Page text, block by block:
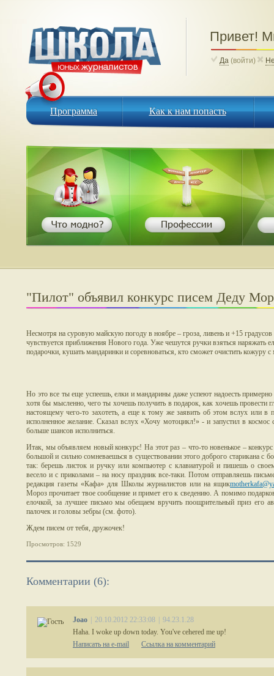
Привет!
Да (войти)
Программа
Программа Как к нам попасть
Как к нам попасть
"Пилот" объявил конкурс писем Деду
Несмотря на суровую майскую погоду в ноябре – гроза, ливень и +15
чувствуется приближения Нового года. Уже чешутся ручки взяться наряжать
подарочки, кушать мандаринки и соревноваться, кто сможет очистить кожуру с
Но это все ты еще успеешь, елки и мандарины даже успеют надоесть
хотя бы мысленно, чего ты хочешь получить в подарок, как хочешь провести
настоящему чего-то захотеть, а еще к тому же заявить об этом вслух или в
исполненное желание. Сказал вслух «Хочу мотоцикл!» - и запустил в космос
больше шансов исполниться.
Итак, мы объявляем новый конкурс! На этот раз – что-то новенькое –
большой и сильно сомневаешься в существовании этого доброго старикана с
так: берешь листок и ручку или компьютер с клавиатурой и пишешь о
весело и с приколами – на носу праздник все-таки. Потом отправляешь
редакция газеты «Кафа» для Школы журналистов или на ящик
Мороз прочитает твое сообщение и примет его к сведению. А помимо
елочкой, за лучшее письмо мы обещаем вручить поощрительный приз его
палочек и головы зебры (см. фото).
Ждем писем от тебя, дружочек!
Просмотров: 1529
Комментарии (6):
Joao 20.10.2012 22:33:08
94.23.1.28
Haha. I woke up down today. You've cehered me up!
Написать на e-mail
Ссылка на комментарий